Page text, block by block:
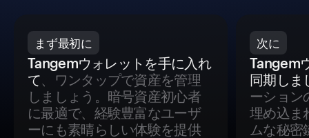
まず最初に
Tangemウォレットを手に入れ
て、ワンタップで資産を管理
しましょう。暗号資産初心者
に最適で、経験豊富なユーザ
ーにも素晴らしい体験を提供
次に
Tangem
同期しま
ーション
埋め込ま
ムな秘密